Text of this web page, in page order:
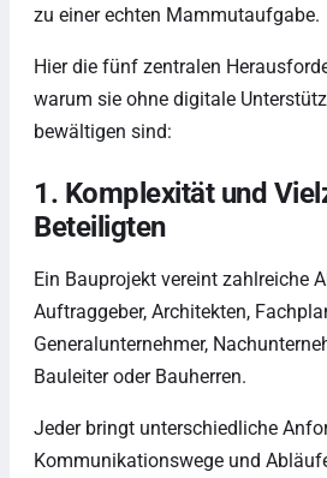
zu einer echten Mammutaufgabe.
Hier die fünf zentralen
warum sie ohne digitale
bewältigen sind:
1. Komplexität und
Beteiligten
Ein Bauprojekt vereint zahlreiche
Auftraggeber, Architekten,
Generalunternehmer,
Bauleiter oder Bauherren.
Jeder bringt unterschiedliche
Kommunikationswege und